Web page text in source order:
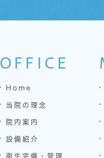
OFFICE
Home
当院の理念
院内案内
設備紹介
衛生完備・管理